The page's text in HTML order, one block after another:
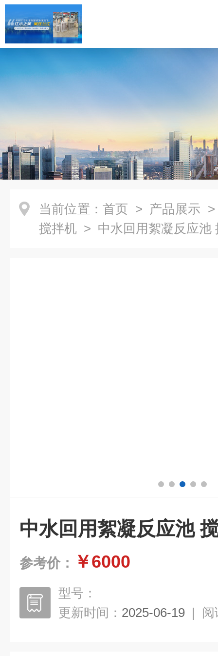
当前位置： 首页 > 产品展示
搅拌机 > 中水回用絮凝反应池
中水回用絮凝反应池
参考价： ￥6000
型号：
更新时间： 2025-06-19 | 阅